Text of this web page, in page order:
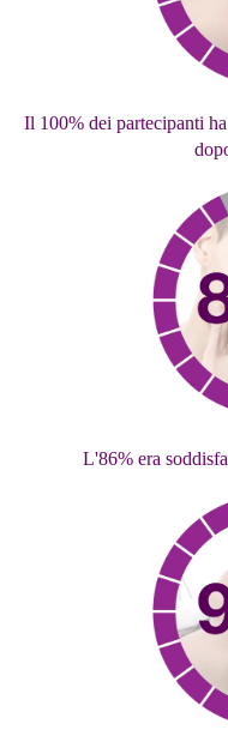
Il 100% dei partecipanti
L'86% era